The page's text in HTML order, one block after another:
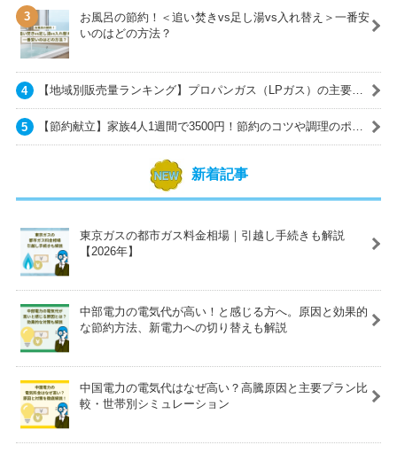
お風呂の節約！＜追い焚きvs足し湯vs入れ替え＞一番安
いのはどの方法？
【地域別販売量ランキング】プロパンガス（LPガス）の主要ガ
ス会社一覧
【節約献立】家族4人1週間で3500円！節約のコツや調理のポイ
ントも紹介
新着記事
東京ガスの都市ガス料金相場｜引越し手続きも解説
【2026年】
中部電力の電気代が高い！と感じる方へ。原因と効果的
な節約方法、新電力への切り替えも解説
中国電力の電気代はなぜ高い？高騰原因と主要プラン比
較・世帯別シミュレーション